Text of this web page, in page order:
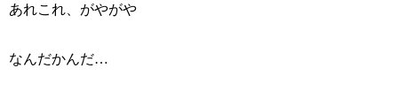
あれこれ、がやがや
なんだかんだ…